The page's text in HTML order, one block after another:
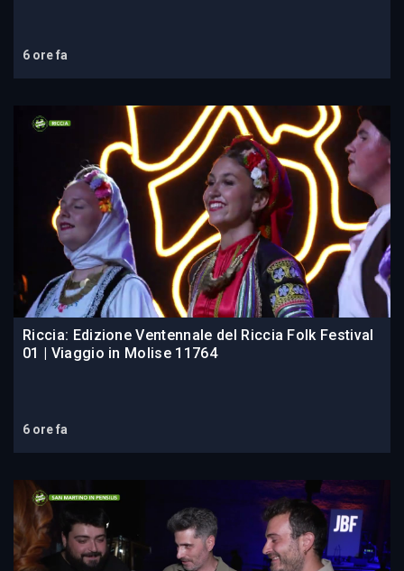
6 ore fa
Riccia: Edizione Ventennale del Riccia Folk Festival
01 | Viaggio in Molise 11764
6 ore fa